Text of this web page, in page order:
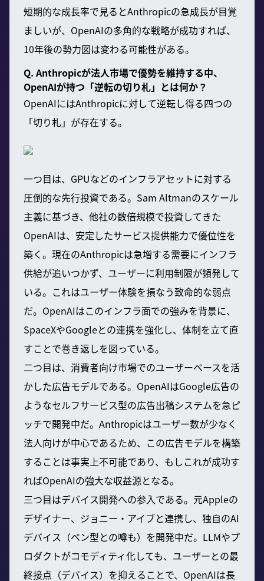
短期的な成長率で見るとAnthropicの急成長が目覚
ましいが、OpenAIの多角的な戦略が成功すれば、
10年後の勢力図は変わる可能性がある。
Q. Anthropicが法人市場で優勢を維持する中、
OpenAIが持つ「逆転の切り札」とは何か？
OpenAIにはAnthropicに対して逆転し得る四つの
「切り札」が存在する。
一つ目は、GPUなどのインフラアセットに対する
圧倒的な先行投資である。Sam Altmanのスケール
主義に基づき、他社の数倍規模で投資してきた
OpenAIは、安定したサービス提供能力で優位性を
築く。現在のAnthropicは急増する需要にインフラ
供給が追いつかず、ユーザーに利用制限が頻発して
いる。これはユーザー体験を損なう致命的な弱点
だ。OpenAIはこのインフラ面での強みを背景に、
SpaceXやGoogleとの連携を強化し、体制を立て直
すことで巻き返しを図っている。
二つ目は、消費者向け市場でのユーザーベースを活
かした広告モデルである。OpenAIはGoogle広告の
ようなセルフサービス型の広告出稿システムを急ピ
ッチで開発中だ。Anthropicはユーザー数が少なく
法人向けが中心であるため、この広告モデルを構築
することは事実上不可能であり、もしこれが成功す
ればOpenAIの強大な収益源となる。
三つ目はデバイス開発への参入である。元Appleの
デザイナー、ジョニー・アイブと連携し、独自のAI
デバイス（ペン型との噂も）を開発中だ。LLMやプ
ロダクトがコモディティ化しても、ユーザーとの最
終接点（デバイス）を抑えることで、OpenAIは長